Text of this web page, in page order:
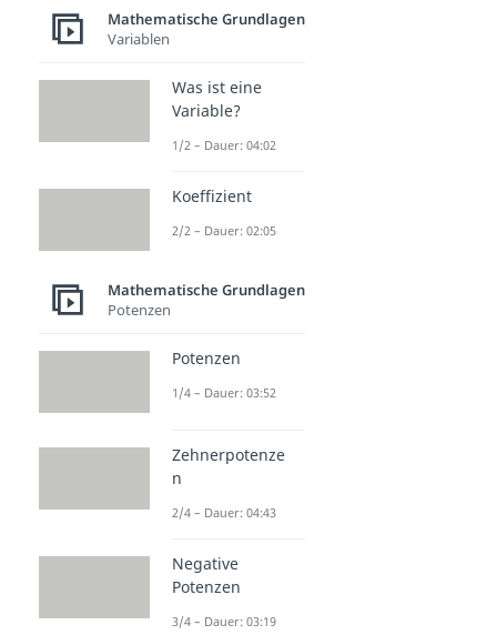
Mathematische Grundlagen
Variablen
Was ist eine
Variable?
1/2 – Dauer: 04:02
Koeffizient
2/2 – Dauer: 02:05
Mathematische Grundlagen
Potenzen
Potenzen
1/4 – Dauer: 03:52
Zehnerpotenze
n
2/4 – Dauer: 04:43
Negative
Potenzen
3/4 – Dauer: 03:19